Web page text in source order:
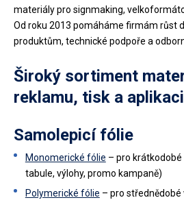
materiály pro signmaking,
Od roku 2013 pomáháme firmám růst
produktům, technické podpoře a
Široký sortiment
reklamu, tisk a aplikaci
Samolepicí fólie
Monomerické fólie – pro
tabule, výlohy, promo kampaně)
Polymerické fólie – pro střednědobé